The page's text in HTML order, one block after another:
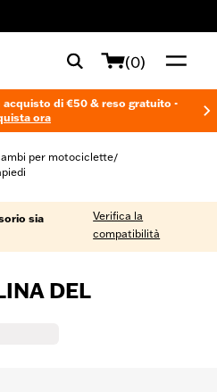
(0)
di €50 & reso gratuito -
ora
per motociclette/
sia
Verifica la
compatibilità
DEL